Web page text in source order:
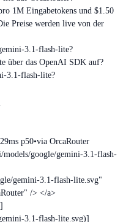
1M Eingabetokens und $1.50
Preise werden live von der
3.1-flash-lite?
über das OpenAI SDK auf?
3.1-flash-lite?
p50•via OrcaRouter
google/gemini-3.1-flash-
gemini-3.1-flash-lite.svg"
/> </a>
3.1-flash-lite.svg)]